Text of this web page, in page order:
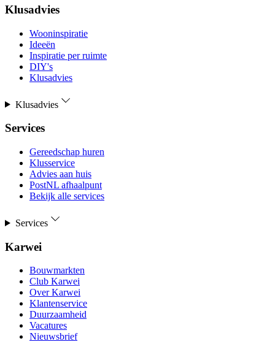
Klusadvies
Wooninspiratie
Ideeën
Inspiratie per ruimte
DIY's
Klusadvies
Klusadvies
Services
Gereedschap huren
Klusservice
Advies aan huis
PostNL afhaalpunt
Bekijk alle services
Services
Karwei
Bouwmarkten
Club Karwei
Over Karwei
Klantenservice
Duurzaamheid
Vacatures
Nieuwsbrief